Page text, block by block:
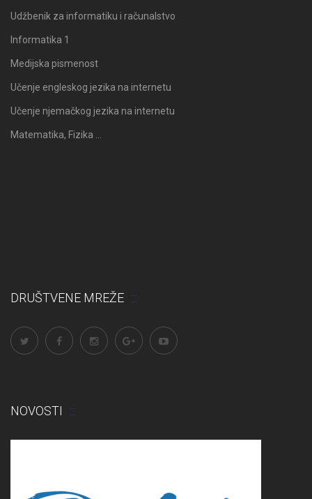
Udžbenik za informatiku i računalstvo
Informatika 1
Medijska pismenost
Učenje engleskog jezika na internetu
Učenje njemačkog jezika na internetu
Matematika, Fizika …
DRUŠTVENE MREŽE
NOVOSTI